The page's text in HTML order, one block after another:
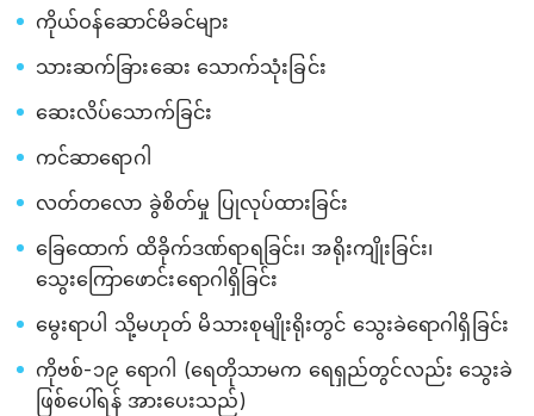
ကိုယ်ဝန်ဆောင်မိခင်များ
သားဆက်ခြားဆေး သောက်သုံးခြင်း
ဆေးလိပ်သောက်ခြင်း
ကင်ဆာရောဂါ
လတ်တလော ခွဲစိတ်မှု ပြုလုပ်ထားခြင်း
ခြေထောက် ထိခိုက်ဒဏ်ရာရခြင်း၊ အရိုးကျိုးခြင်း၊
သွေးကြောဖောင်းရောဂါရှိခြင်း
မွေးရာပါ သို့မဟုတ် မိသားစုမျိုးရိုးတွင် သွေးခဲရောဂါရှိခြင်း
ကိုဗစ်-၁၉ ရောဂါ (ရေတိုသာမက ရေရှည်တွင်လည်း သွေးခဲ
ဖြစ်ပေါ်ရန် အားပေးသည်)